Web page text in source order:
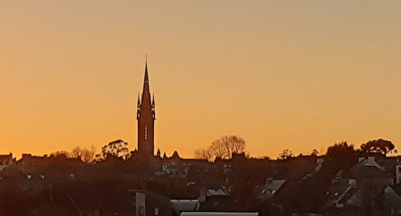
Images de la page d'accueil
Cliquez pour éditer